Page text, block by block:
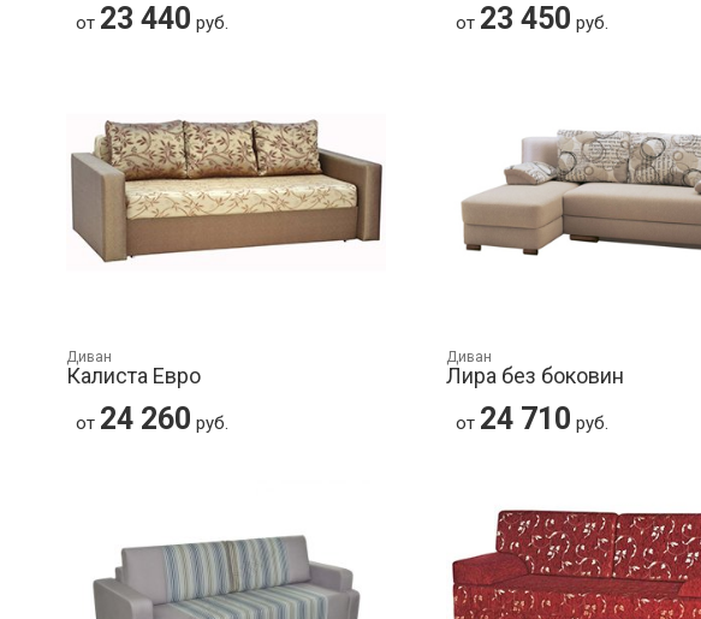
от 23 440 руб. от 23 450 руб.
Диван
Калиста Евро
от 24 260 руб.
Диван
Лира без боковин
от 24 710 руб.